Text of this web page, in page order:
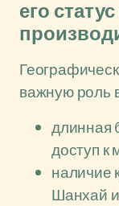
его
важную роль
длинная
доступ к
наличие
Шанхай